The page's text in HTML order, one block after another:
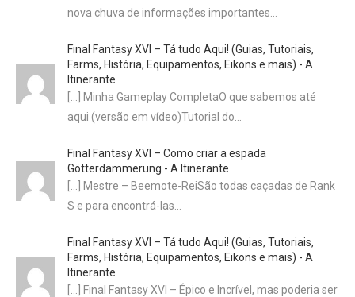
nova chuva de informações importantes…
Final Fantasy XVI – Tá tudo Aqui! (Guias, Tutoriais,
Farms, História, Equipamentos, Eikons e mais) - A
Itinerante
[…] Minha Gameplay CompletaO que sabemos até
aqui (versão em vídeo)Tutorial do…
Final Fantasy XVI – Como criar a espada
Götterdämmerung - A Itinerante
[…] Mestre – Beemote-ReiSão todas caçadas de Rank
S e para encontrá-las…
Final Fantasy XVI – Tá tudo Aqui! (Guias, Tutoriais,
Farms, História, Equipamentos, Eikons e mais) - A
Itinerante
[…] Final Fantasy XVI – Épico e Incrível, mas poderia ser